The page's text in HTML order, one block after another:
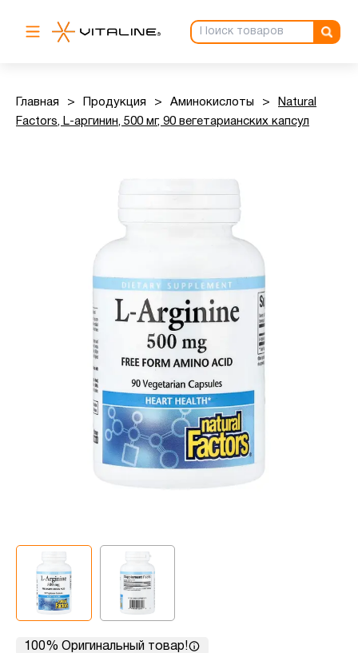
Главная > Продукция > Аминокислоты >
Natural
Factors, L-аргинин, 500 мг, 90 вегетарианских капсул
100% Оригинальный товар!